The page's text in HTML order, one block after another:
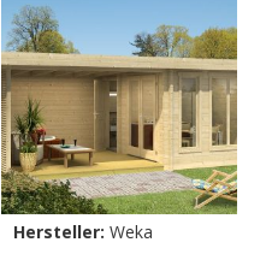
Produkt
weist
mehrere
Varianten
auf.
Die
Optionen
können
Hersteller: Weka